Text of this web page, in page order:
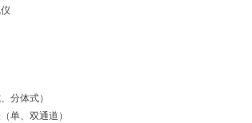
分体式）
单、双通道）